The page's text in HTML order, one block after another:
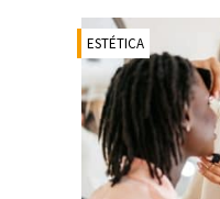
ESTÉTICA